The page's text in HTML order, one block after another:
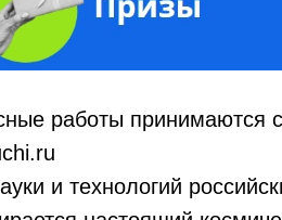
работы принимаются
и технологий